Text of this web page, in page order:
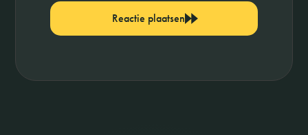
Reactie plaatsen